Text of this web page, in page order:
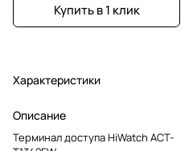
Купить в 1 клик
Характеристики
Описание
Терминал доступа HiWatch ACT-